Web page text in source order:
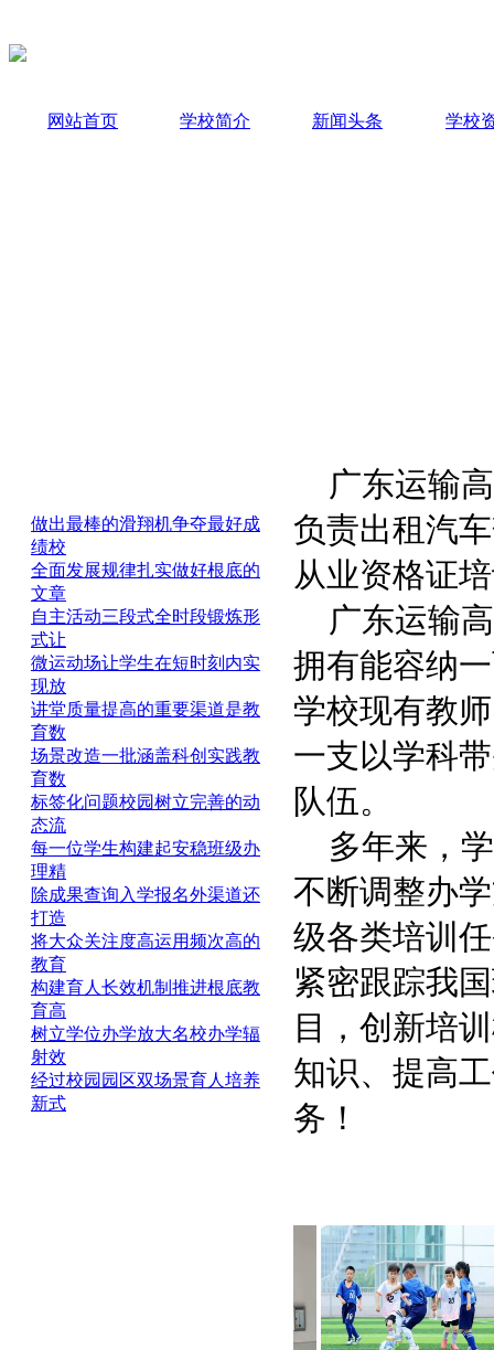
网站首页 学校简介 新闻头条 学校
做出最棒的滑翔机争夺最好成
绩校
全面发展规律扎实做好根底的
文章
自主活动三段式全时段锻炼形
式让
微运动场让学生在短时刻内实
现放
讲堂质量提高的重要渠道是教
育数
场景改造一批涵盖科创实践教
育数
标签化问题校园树立完善的动
态流
每一位学生构建起安稳班级办
理精
除成果查询入学报名外渠道还
打造
将大众关注度高运用频次高的
教育
构建育人长效机制推进根底教
育高
树立学位办学放大名校办学辐
射效
经过校园园区双场景育人培养
新式
广东运输高
负责出租汽
从业资格证
广东运输高
拥有能容纳
学校现有教
一支以学科
队伍。
多年来，学
不断调整办
级各类培训
紧密跟踪我
目，创新培
知识、提高
务！